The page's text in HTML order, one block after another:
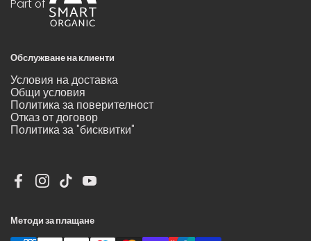
Part of
Обслужване на клиенти
Условия на доставка
Общи условия
Политика за поверителност
Отказ от договор
Политика за "бисквитки"
Facebook
Instagram
TikTokYouTube
Методи за плащане